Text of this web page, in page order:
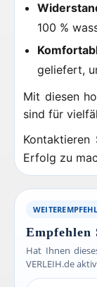
100 %
geliefert,
Mit diesen
sind für
Erfolg zu
Empfehlen
Hat Ihnen
VERLEIH.de